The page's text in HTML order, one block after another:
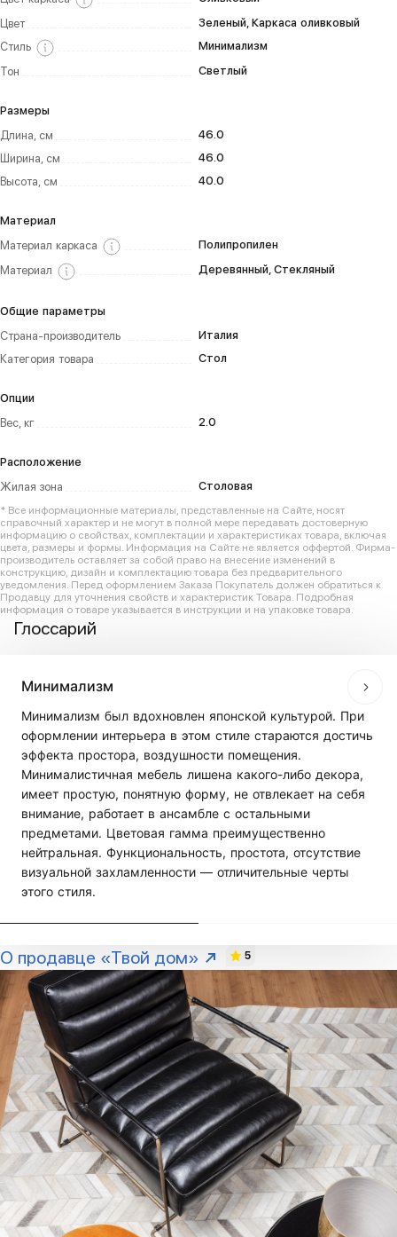
Цвет
Зеленый, Каркаса оливковый
Стиль
Минимализм
Тон
Светлый
Размеры
Длина, см
46.0
Ширина, см
46.0
Высота, см
40.0
Материал
Материал каркаса
Полипропилен
Материал
Деревянный, Стекляный
Общие параметры
Страна-производитель
Италия
Категория товара
Стол
Опции
Вес, кг
2.0
Расположение
Жилая зона
Столовая
* Все информационные материалы, представленные на Сайте, носят
справочный характер и не могут в полной мере передавать достоверную
информацию о свойствах, комплектации и характеристиках товара, включая
цвета, размеры и формы. Информация на Сайте не является оффертой. Фирма-
производитель оставляет за собой право на внесение изменений в
конструкцию, дизайн и комплектацию товара без предварительного
уведомления. Перед оформлением Заказа Покупатель должен обратиться к
Продавцу для уточнения свойств и характеристик Товара. Подробная
информация о товаре указывается в инструкции и на упаковке товара.
Глоссарий
Минимализм
Минимализм был вдохновлен японской культурой. При
оформлении интерьера в этом стиле стараются достичь
эффекта простора, воздушности помещения.
Минималистичная мебель лишена какого-либо декора,
имеет простую, понятную форму, не отвлекает на себя
внимание, работает в ансамбле с остальными
предметами. Цветовая гамма преимущественно
нейтральная. Функциональность, простота, отсутствие
визуальной захламленности — отличительные черты
этого стиля.
О продавце «Твой дом» 5